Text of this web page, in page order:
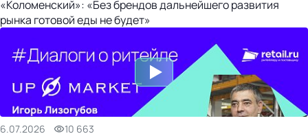
«Коломенский»: «Без брендов дальнейшего развития
рынка готовой еды не будет»
6.07.2026 10 663